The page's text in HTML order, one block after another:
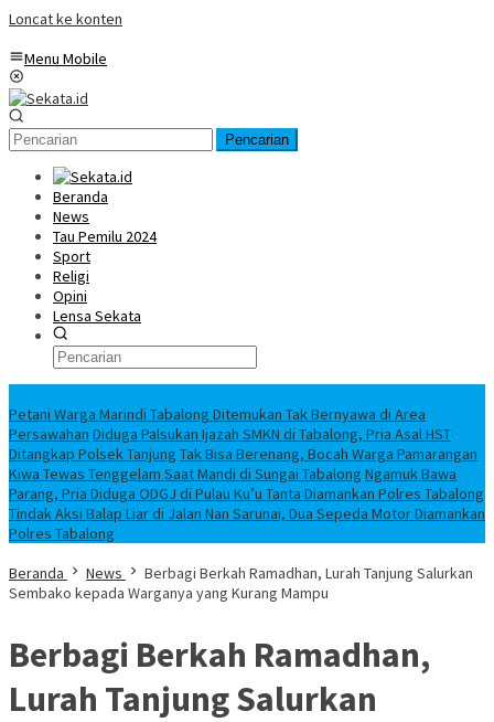
Loncat ke konten
Menu Mobile
Pencarian
Beranda
News
Tau Pemilu 2024
Sport
Religi
Opini
Lensa Sekata
Petani Warga Marindi Tabalong Ditemukan Tak Bernyawa di Area
Persawahan Diduga Palsukan Ijazah SMKN di Tabalong, Pria Asal HST
Ditangkap Polsek Tanjung Tak Bisa Berenang, Bocah Warga Pamarangan
Kiwa Tewas Tenggelam Saat Mandi di Sungai Tabalong Ngamuk Bawa
Parang, Pria Diduga ODGJ di Pulau Ku’u Tanta Diamankan Polres Tabalong
Tindak Aksi Balap Liar di Jalan Nan Sarunai, Dua Sepeda Motor Diamankan
Polres Tabalong
Beranda
News
Berbagi Berkah Ramadhan, Lurah Tanjung Salurkan
Sembako kepada Warganya yang Kurang Mampu
Berbagi Berkah Ramadhan,
Lurah Tanjung Salurkan